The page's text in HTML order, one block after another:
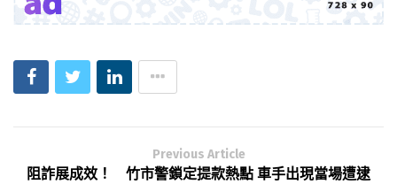
Previous Article
阻詐展成效！ 竹市警鎖定提款熱點 車手出現當場遭逮